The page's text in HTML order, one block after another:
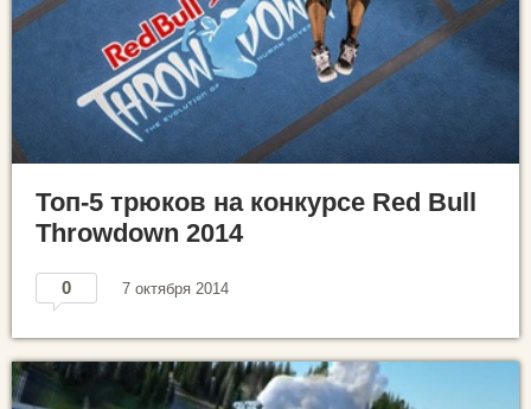
Топ-5 трюков на конкурсе Red Bull
Throwdown 2014
0 7 октября 2014